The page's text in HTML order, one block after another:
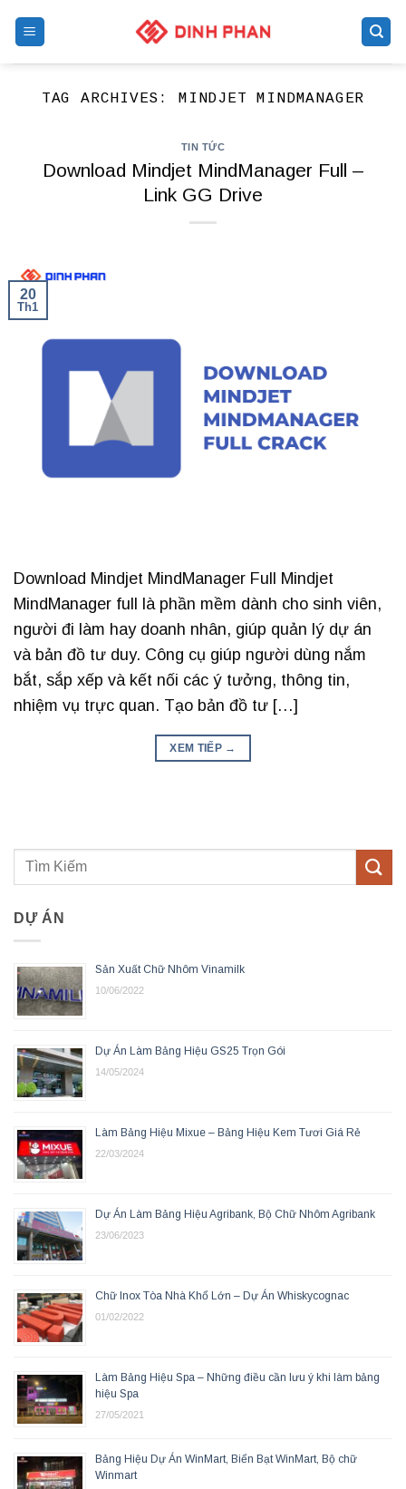
TAG ARCHIVES: MINDJET MINDMANAGER
TIN TỨC
Download Mindjet MindManager Full –
Link GG Drive
20
Th1
Download Mindjet MindManager Full Mindjet
MindManager full là phần mềm dành cho sinh viên,
người đi làm hay doanh nhân, giúp quản lý dự án
và bản đồ tư duy. Công cụ giúp người dùng nắm
bắt, sắp xếp và kết nối các ý tưởng, thông tin,
nhiệm vụ trực quan. Tạo bản đồ tư […]
XEM TIẾP →
DỰ ÁN
Sản Xuất Chữ Nhôm Vinamilk
10/06/2022
Dự Án Làm Bảng Hiệu GS25 Trọn Gói
14/05/2024
Làm Bảng Hiệu Mixue – Bảng Hiệu Kem Tươi Giá Rẻ
22/03/2024
Dự Án Làm Bảng Hiệu Agribank, Bộ Chữ Nhôm Agribank
23/06/2023
Chữ Inox Tòa Nhà Khổ Lớn – Dự Án Whiskycognac
01/02/2022
Làm Bảng Hiệu Spa – Những điều cần lưu ý khi làm bảng
hiệu Spa
27/05/2021
Bảng Hiệu Dự Án WinMart, Biển Bạt WinMart, Bộ chữ
Winmart